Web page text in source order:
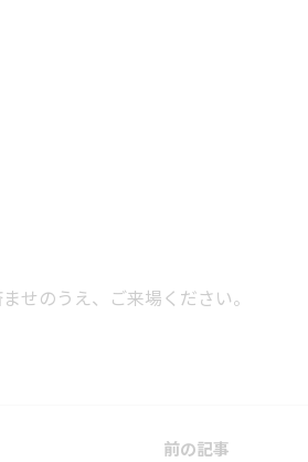
せのうえ、ご来場ください。
前の記事